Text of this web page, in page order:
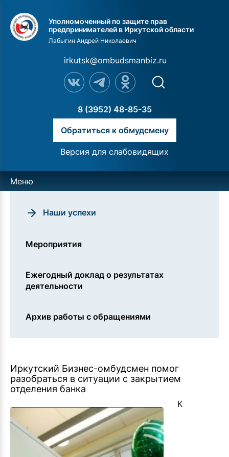
Уполномоченный по защите прав
предпринимателей в Иркутской области
Лабыгин Андрей Николаевич
irkutsk@ombudsmanbiz.ru
8 (3952) 48-85-35
Обратиться к обмудсмену
Версия для слабовидящих
Меню
Наши успехи
Мероприятия
Ежегодный доклад о результатах
деятельности
Архив работы с обращениями
Иркутский Бизнес-омбудсмен помог
разобраться в ситуации с закрытием
отделения банка
К